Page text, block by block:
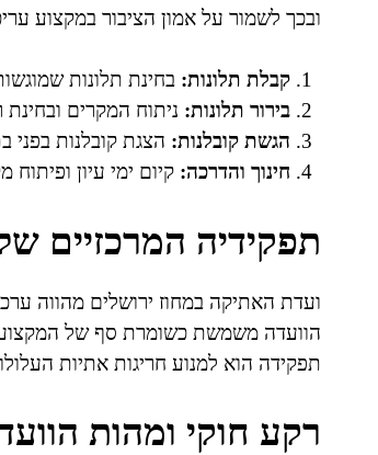
ובכך לשמור על אמון הציבור במקצוע
קבלת תלונות: בחינת תלונות
בירור תלונות: ניתוח המקרים
הגשת קובלנות: הצגת קובלנות
חינוך והדרכה: קיום ימי עיון
תפקידיה המרכזיים
ועדת האתיקה במחוז ירושלים מהווה
הוועדה משמשת כשומרת סף של המקצוע,
תפקידה הוא למנוע חריגות אתיות
רקע חוקי ומהות